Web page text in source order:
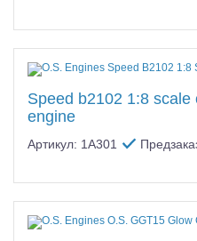
Speed b2102 1:8
engine
Артикул: 1A301